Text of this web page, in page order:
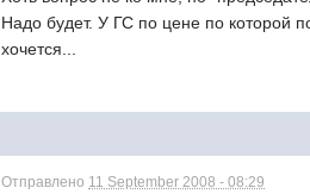
Надо будет. У ГС по цене по которой
хочется...
Отправлено 11 September 2008 - 08:29